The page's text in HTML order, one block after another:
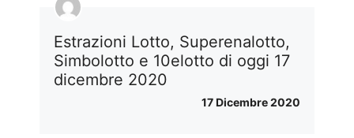
Estrazioni Lotto, Superenalotto,
Simbolotto e 10elotto di oggi 17
dicembre 2020
17 Dicembre 2020